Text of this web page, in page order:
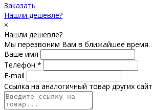
Заказать
Нашли дешевле?
×
Нашли дешевле?
Мы перезвоним Вам в ближайшее время.
Ваше имя
Телефон *
E-mail
Ссылка на аналогичный товар других